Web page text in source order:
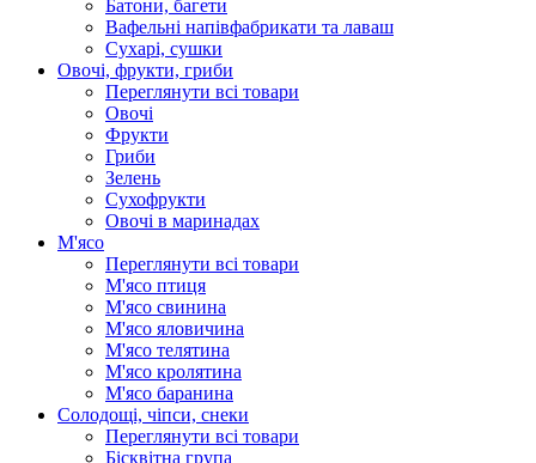
Батони, багети
Вафельні напівфабрикати та лаваш
Сухарі, сушки
Овочі, фрукти, гриби
Переглянути всі товари
Овочі
Фрукти
Гриби
Зелень
Сухофрукти
Овочі в маринадах
М'ясо
Переглянути всі товари
М'ясо птиця
М'ясо свинина
М'ясо яловичина
М'ясо телятина
М'ясо кролятина
М'ясо баранина
Солодощі, чіпси, снеки
Переглянути всі товари
Бісквітна група